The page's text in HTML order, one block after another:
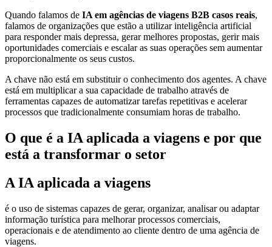
Quando falamos de IA em agências de viagens B2B casos reais,
falamos de organizações que estão a utilizar inteligência artificial
para responder mais depressa, gerar melhores propostas, gerir mais
oportunidades comerciais e escalar as suas operações sem aumentar
proporcionalmente os seus custos.
A chave não está em substituir o conhecimento dos agentes. A chave
está em multiplicar a sua capacidade de trabalho através de
ferramentas capazes de automatizar tarefas repetitivas e acelerar
processos que tradicionalmente consumiam horas de trabalho.
O que é a IA aplicada a viagens e por que
está a transformar o setor
A IA aplicada a viagens
é o uso de sistemas capazes de gerar, organizar, analisar ou adaptar
informação turística para melhorar processos comerciais,
operacionais e de atendimento ao cliente dentro de uma agência de
viagens.